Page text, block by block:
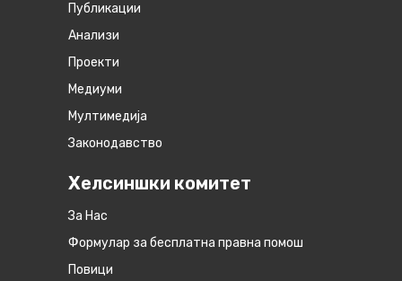
Публикации
Анализи
Проекти
Медиуми
Мултимедија
Законодавство
Хелсиншки комитет
За Нас
Формулар за бесплатна правна помош
Повици